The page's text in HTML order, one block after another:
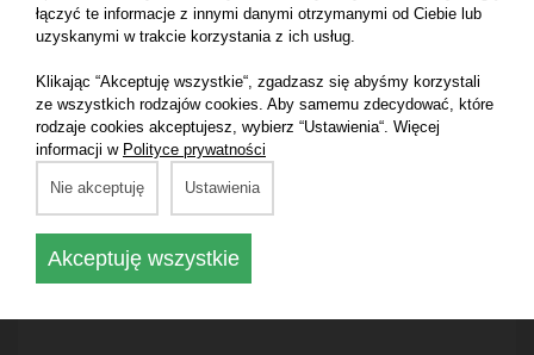
Średnia ocena:
0.0
na podstawie 0 ocen
5
4
2
łączyć te informacje z innymi danymi otrzymanymi od Ciebie lub
uzyskanymi w trakcie korzystania z ich usług.
Klikając “Akceptuję wszystkie“, zgadzasz się abyśmy korzystali
ze wszystkich rodzajów cookies. Aby samemu zdecydować, które
rodzaje cookies akceptujesz, wybierz “Ustawienia“. Więcej
informacji w Polityce prywatności
Nie akceptuję Ustawienia
Akceptuję wszystkie